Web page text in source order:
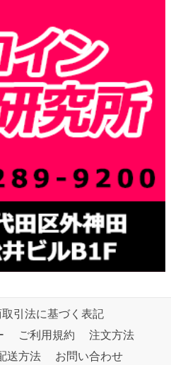
引法に基づく表記
ご利用規約
注文方法
送方法 お問い合わせ